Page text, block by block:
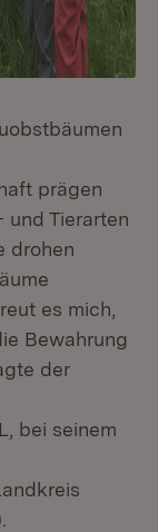
prägen
und Tierarten
drohen
es mich,
Bewahrung
der
bei seinem